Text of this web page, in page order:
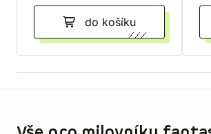
do košíku